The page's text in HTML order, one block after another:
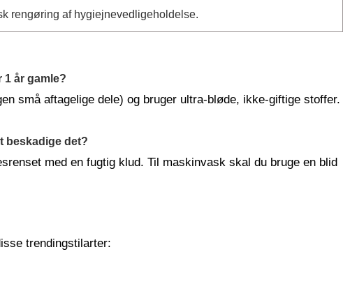
rengøring af hygiejnevedligeholdelse.
år gamle?
små aftagelige dele) og bruger ultra-bløde, ikke-giftige stoffer.
beskadige det?
med en fugtig klud. Til maskinvask skal du bruge en blid
trendingstilarter: